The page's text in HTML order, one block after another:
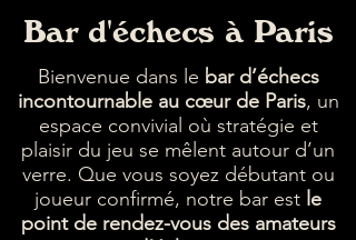
Bar d'échecs à Paris
Bienvenue dans le bar d’échecs
incontournable au cœur de Paris, un
espace convivial où stratégie et
plaisir du jeu se mêlent autour d’un
verre. Que vous soyez débutant ou
joueur confirmé, notre bar est le
point de rendez-vous des amateurs